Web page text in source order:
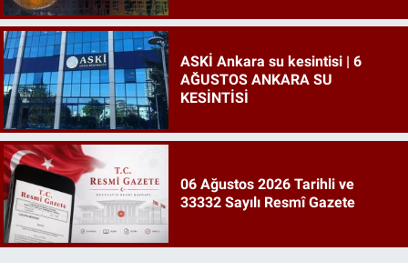
ASKİ Ankara su kesintisi | 6
AĞUSTOS ANKARA SU
KESİNTİSİ
06 Ağustos 2026 Tarihli ve
33332 Sayılı Resmî Gazete